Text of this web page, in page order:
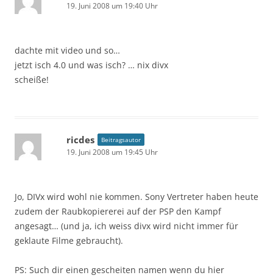
19. Juni 2008 um 19:40 Uhr
dachte mit video und so…
jetzt isch 4.0 und was isch? … nix divx
scheiße!
ricdes Beitragsautor
19. Juni 2008 um 19:45 Uhr
Jo, DIVx wird wohl nie kommen. Sony Vertreter haben heute
zudem der Raubkopiererei auf der PSP den Kampf
angesagt… (und ja, ich weiss divx wird nicht immer für
geklaute Filme gebraucht).
PS: Such dir einen gescheiten namen wenn du hier